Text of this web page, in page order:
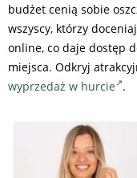
budżet cenią sobie
wszyscy, którzy
online, co daje dostęp
miejsca. Odkryj
wyprzedaż w hurcie .